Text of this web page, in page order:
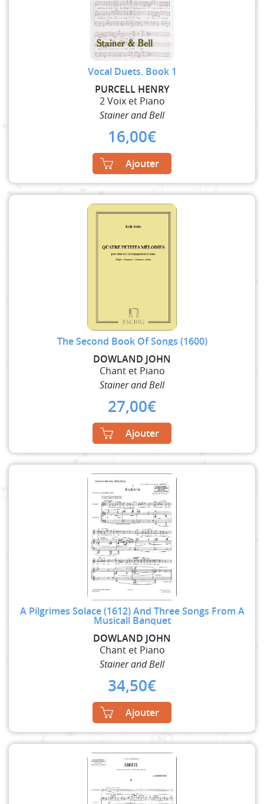
Vocal Duets. Book 1
PURCELL HENRY
2 Voix et Piano
Stainer and Bell
16,00€
Ajouter
The Second Book Of Songs (1600)
DOWLAND JOHN
Chant et Piano
Stainer and Bell
27,00€
Ajouter
A Pilgrimes Solace (1612) And Three Songs From A
Musicall Banquet
DOWLAND JOHN
Chant et Piano
Stainer and Bell
34,50€
Ajouter